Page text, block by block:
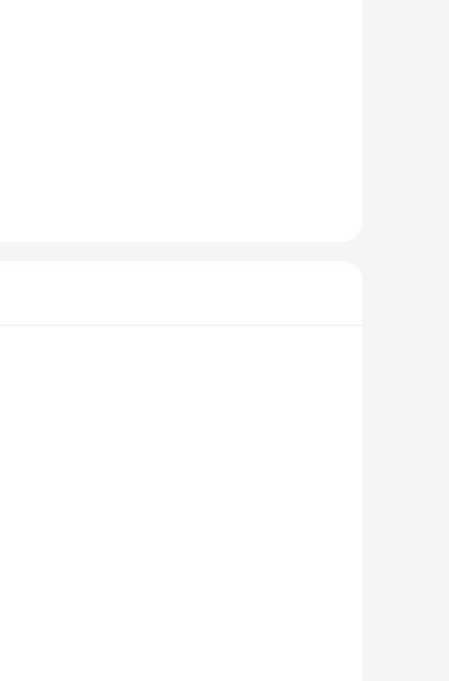
to absorb impacts, while the EPS foam
a lightweight, streamlined design. The